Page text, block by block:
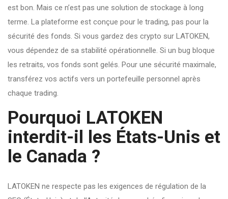
est bon. Mais ce n’est pas une solution de stockage à long
terme. La plateforme est conçue pour le trading, pas pour la
sécurité des fonds. Si vous gardez des crypto sur LATOKEN,
vous dépendez de sa stabilité opérationnelle. Si un bug bloque
les retraits, vos fonds sont gelés. Pour une sécurité maximale,
transférez vos actifs vers un portefeuille personnel après
chaque trading.
Pourquoi LATOKEN
interdit-il les États-Unis et
le Canada ?
LATOKEN ne respecte pas les exigences de régulation de la